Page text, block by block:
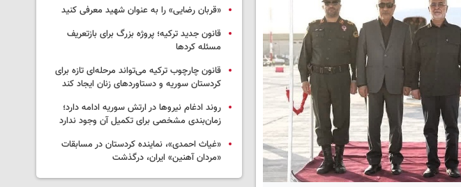
«قربان رضایی» را به عنوان شهید معرفی کنید
قانون جدید ترکیه؛ پروژه بزرگ‌ برای بازتعریف
مسئله کردها
قانون چارچوب ترکیه می‌تواند مرحله‌ای تازه برای
کردستان سوریه و دستاوردهای زنان ایجاد کند
روند ادغام نیروها در ارتش سوریه ادامه دارد؛
زمان‌بندی مشخصی برای تکمیل آن وجود ندارد
«غیاث احمدی»، نماینده کردستان در مسابقات
«مردان آهنین» ایران، درگذشت